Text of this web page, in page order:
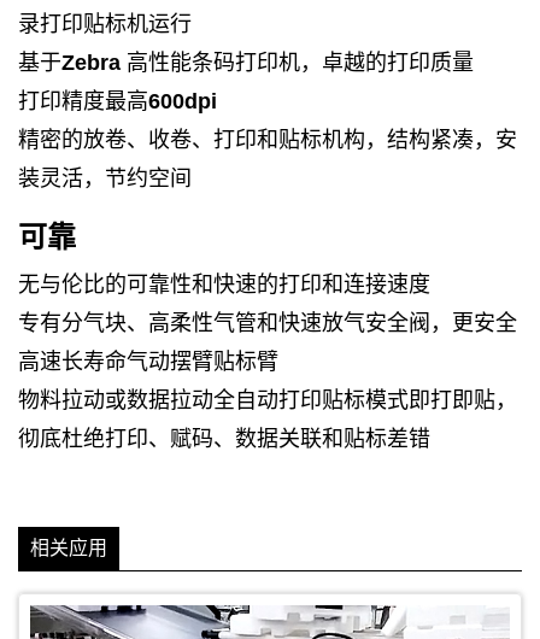
录打印贴标机运行
基于Zebra 高性能条码打印机，卓越的打印质量
打印精度最高600dpi
精密的放卷、收卷、打印和贴标机构，结构紧凑，安
装灵活，节约空间
可靠
无与伦比的可靠性和快速的打印和连接速度
专有分气块、高柔性气管和快速放气安全阀，更安全
高速长寿命气动摆臂贴标臂
物料拉动或数据拉动全自动打印贴标模式即打即贴，
彻底杜绝打印、赋码、数据关联和贴标差错
相关应用
贴标对象：纸箱
贴标位置：前端面
生产节拍：5秒
标签规格：76/130x130/76 mm 热转印标签